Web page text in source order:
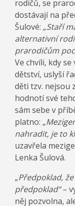
rodičů, se
dostávají na
Šulové: „Staří
alternativní
prarodičům
Ve chvíli, kdy
dětství, uslyší
děti tzv. nejsou
hodnotí své
sám sebe v
platno: „
nahradit, je to
uzavřela
Lenka Šulová.
„Předpoklad,
předpoklad“–
něj pozvolna,